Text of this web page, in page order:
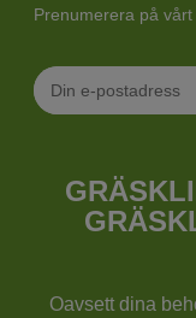
Prenumerera på
Oavsett dina